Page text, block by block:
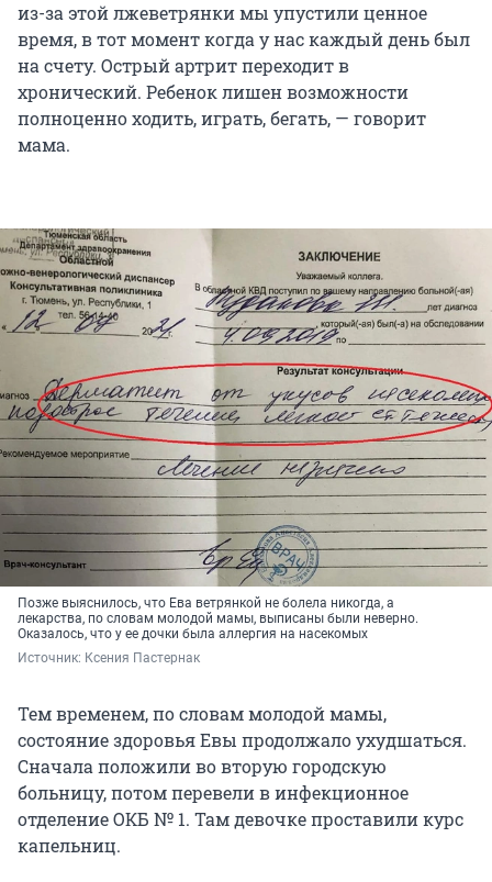
из-за этой лжеветрянки мы упустили ценное
время, в тот момент когда у нас каждый день был
на счету. Острый артрит переходит в
хронический. Ребенок лишен возможности
полноценно ходить, играть, бегать, — говорит
мама.
Позже выяснилось, что Ева ветрянкой не болела никогда, а
лекарства, по словам молодой мамы, выписаны были неверно.
Оказалось, что у ее дочки была аллергия на насекомых
Источник: Ксения Пастернак
Тем временем, по словам молодой мамы,
состояние здоровья Евы продолжало ухудшаться.
Сначала положили во вторую городскую
больницу, потом перевели в инфекционное
отделение ОКБ № 1. Там девочке проставили курс
капельниц.